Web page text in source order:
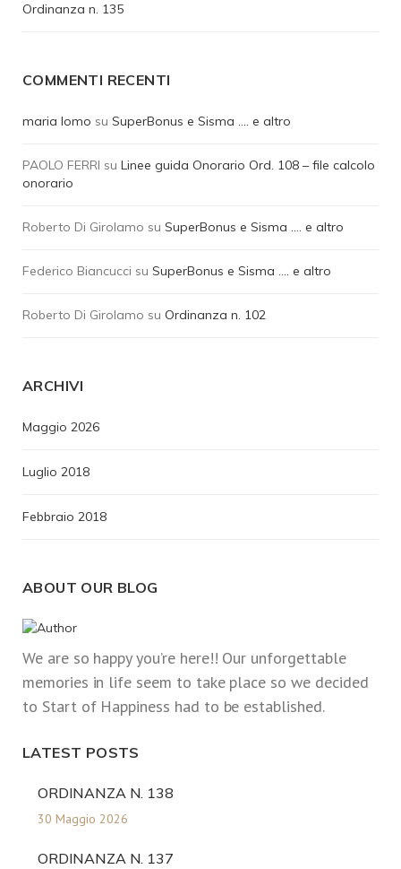
Ordinanza n. 135
COMMENTI RECENTI
maria lomo su SuperBonus e Sisma …. e altro
PAOLO FERRI su Linee guida Onorario Ord. 108 – file calcolo
onorario
Roberto Di Girolamo su SuperBonus e Sisma …. e altro
Federico Biancucci su SuperBonus e Sisma …. e altro
Roberto Di Girolamo su Ordinanza n. 102
ARCHIVI
Maggio 2026
Luglio 2018
Febbraio 2018
ABOUT OUR BLOG
We are so happy you’re here!! Our unforgettable
memories in life seem to take place so we decided
to Start of Happiness had to be established.
LATEST POSTS
ORDINANZA N. 138
30 Maggio 2026
ORDINANZA N. 137